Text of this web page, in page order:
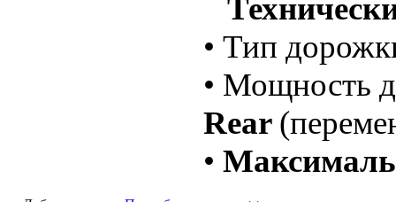
• Тип
• Мощность
Rear
•